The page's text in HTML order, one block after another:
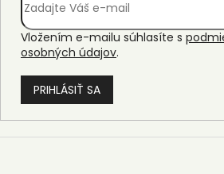
Vložením e-mailu súhlasíte s
osobných údajov.
PRIHLÁSIŤ SA
Z